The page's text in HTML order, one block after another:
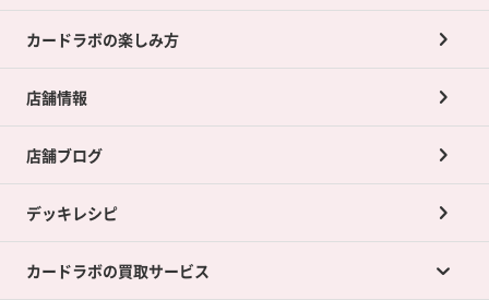
カードラボの楽しみ方
店舗情報
店舗ブログ
デッキレシピ
カードラボの買取サービス